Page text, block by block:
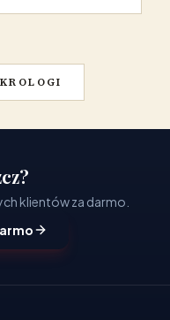
klientów za darmo.